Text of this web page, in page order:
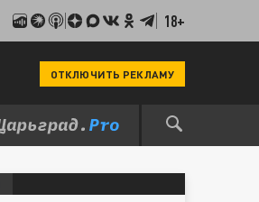
18+
ОТКЛЮЧИТЬ РЕКЛАМУ